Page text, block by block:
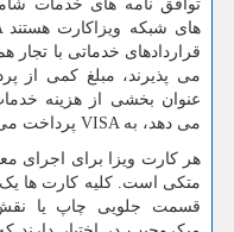
توافق نامه های خدمات
های شبکه ویزاکارت هستند
قراردادهای خدماتی با
می پذیرند، مبلغ کمی از
عنوان بخشی از هزینه
می دهد، به VISA پرداخت می
هر کارت ویزا برای اجرای
قسمت جلویی چاپ یا